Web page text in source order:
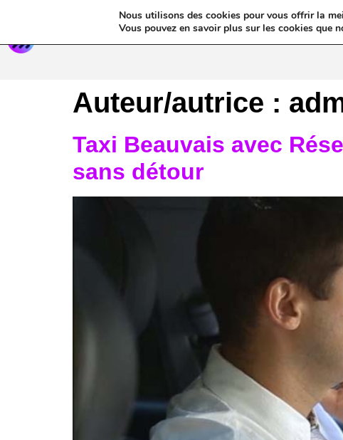
Annuaires
Auteur/autrice :
Taxi Beauvais avec
sans détour
Nous utilisons des cookies pour vous offrir la
Vous pouvez en savoir plus sur les cookies que